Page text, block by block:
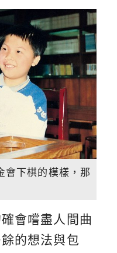
會下棋的模樣，那
會嚐盡人間曲
的想法與包